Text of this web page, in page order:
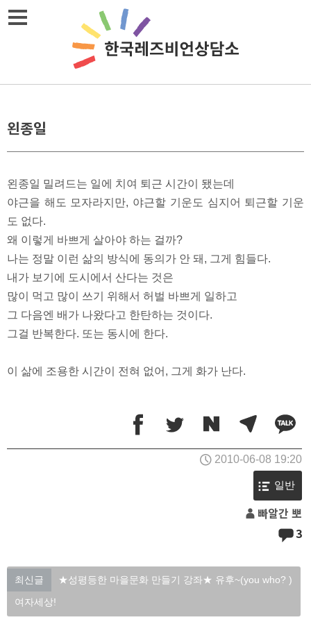
왼종일
왼종일 밀려드는 일에 치여 퇴근 시간이 됐는데
야근을 해도 모자라지만, 야근할 기운도 심지어 퇴근할 기운
도 없다.
왜 이렇게 바쁘게 살아야 하는 걸까?
나는 정말 이런 삶의 방식에 동의가 안 돼, 그게 힘들다.
내가 보기에 도시에서 산다는 것은
많이 먹고 많이 쓰기 위해서 허벌 바쁘게 일하고
그 다음엔 배가 나왔다고 한탄하는 것이다.
그걸 반복한다. 또는 동시에 한다.
이 삶에 조용한 시간이 전혀 없어, 그게 화가 난다.
2010-06-08 19:20
일반
빠알간 뽀
3
최신글
★성평등한 마을문화 만들기 강좌★ 유후~(you who? )
여자세상!